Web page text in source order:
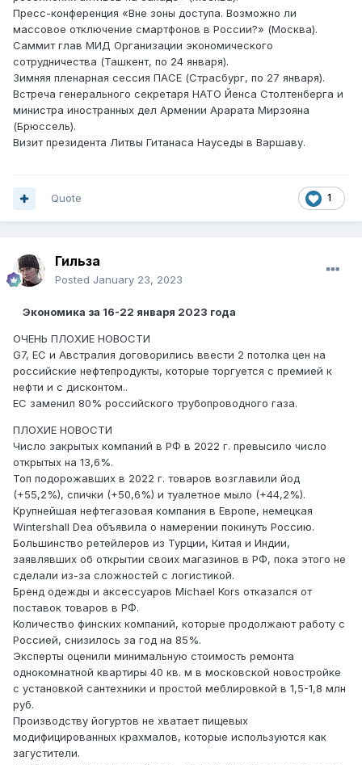
Пресс-конференция «Вне зоны доступа. Возможно ли
массовое отключение смартфонов в России?» (Москва).
Саммит глав МИД Организации экономического
сотрудничества (Ташкент, по 24 января).
Зимняя пленарная сессия ПАСЕ (Страсбург, по 27 января).
Встреча генерального секретаря НАТО Йенса Столтенберга и
министра иностранных дел Армении Арарата Мирзояна
(Брюссель).
Визит президента Литвы Гитанаса Науседы в Варшаву.
1
Quote
Гильза
Posted January 23, 2023
Экономика за 16-22 января 2023 года
ОЧЕНЬ ПЛОХИЕ НОВОСТИ
G7, ЕС и Австралия договорились ввести 2 потолка цен на
российские нефтепродукты, которые торгуется с премией к
нефти и с дисконтом..
ЕС заменил 80% российского трубопроводного газа.
ПЛОХИЕ НОВОСТИ
Число закрытых компаний в РФ в 2022 г. превысило число
открытых на 13,6%.
Топ подорожавших в 2022 г. товаров возглавили йод
(+55,2%), спички (+50,6%) и туалетное мыло (+44,2%).
Крупнейшая нефтегазовая компания в Европе, немецкая
Wintershall Dea объявила о намерении покинуть Россию.
Большинство ретейлеров из Турции, Китая и Индии,
заявлявших об открытии своих магазинов в РФ, пока этого не
сделали из-за сложностей с логистикой.
Бренд одежды и аксессуаров Michael Kors отказался от
поставок товаров в РФ.
Количество финских компаний, которые продолжают работу с
Россией, снизилось за год на 85%.
Эксперты оценили минимальную стоимость ремонта
однокомнатной квартиры 40 кв. м в московской новостройке
с установкой сантехники и простой меблировкой в 1,5-1,8 млн
руб.
Производству йогуртов не хватает пищевых
модифицированных крахмалов, которые используются как
загустители.